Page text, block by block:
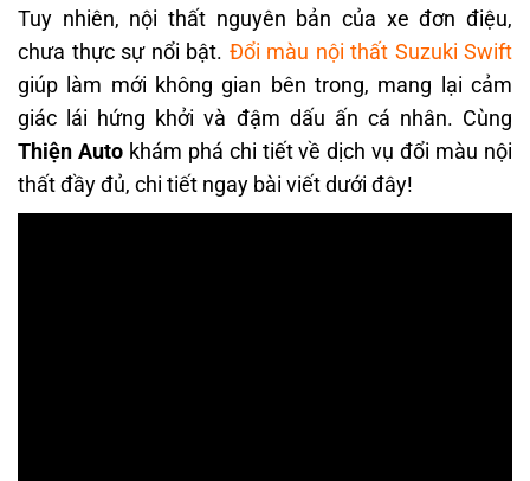
Tuy nhiên, nội thất nguyên bản của xe đơn điệu,
chưa thực sự nổi bật. Đổi màu nội thất Suzuki Swift
giúp làm mới không gian bên trong, mang lại cảm
giác lái hứng khởi và đậm dấu ấn cá nhân. Cùng
Thiện Autokhám phá chi tiết về dịch vụ đổi màu nội
thất đầy đủ, chi tiết ngay bài viết dưới đây!